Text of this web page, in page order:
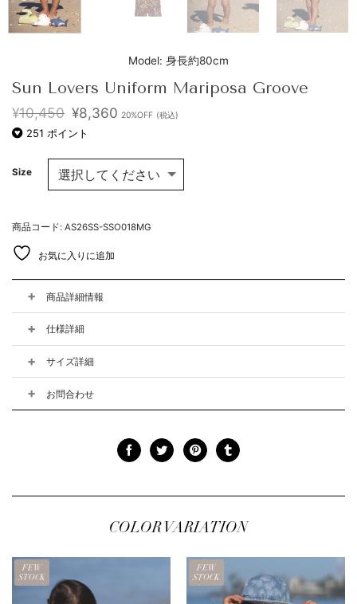
Model: 身長約80cm
Sun Lovers Uniform Mariposa Groove
¥10,450 元
の
価
は
¥10,450
で
た。
¥8,360 現
格
は
¥8,360
す。
20%OFF (税込)
251 ポイント
Size
商品コード: AS26SS-SSO018MG
お気に入りに追加
商品詳細情報
仕様詳細
サイズ詳細
お問合わせ
COLOR VARIATION
FEW
STOCK
FEW
STOCK